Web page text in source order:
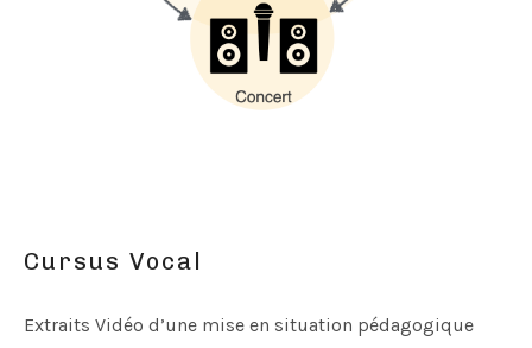
Cursus Vocal
Extraits Vidéo d’une mise en situation pédagogique